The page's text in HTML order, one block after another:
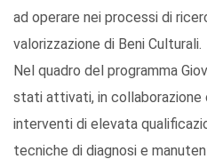
ad operare nei processi di
valorizzazione di Beni Culturali.
Nel quadro del programma
stati attivati, in collaborazione
interventi di elevata
tecniche di diagnosi e